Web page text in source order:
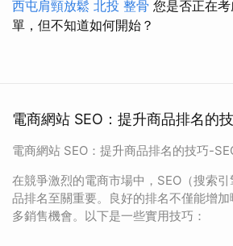
西屯肩頸放鬆 北投 整骨 您是否正在
單，但不知道如何開始？
電商網站 SEO：提升商品排名的
電商網站 SEO：提升商品排名的技巧-
在競爭激烈的電商市場中，SEO（搜索
品排名至關重要。良好的排名不僅能增
多銷售機會。以下是一些實用技巧：